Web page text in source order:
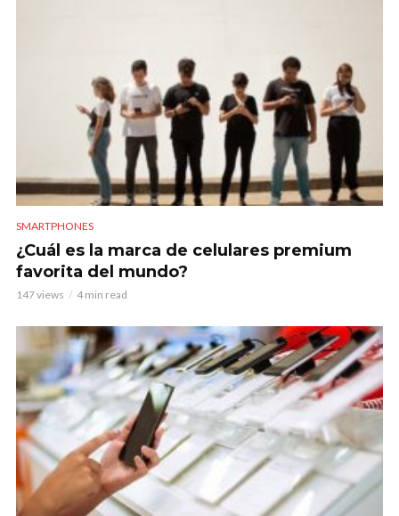
SMARTPHONES
¿Cuál es la marca de celulares premium
favorita del mundo?
147 views 4 min read